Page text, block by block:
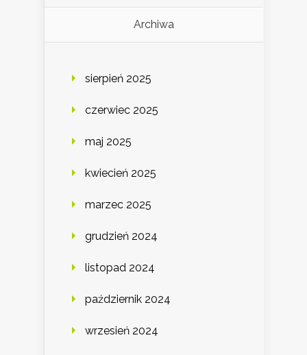
Archiwa
sierpień 2025
czerwiec 2025
maj 2025
kwiecień 2025
marzec 2025
grudzień 2024
listopad 2024
październik 2024
wrzesień 2024